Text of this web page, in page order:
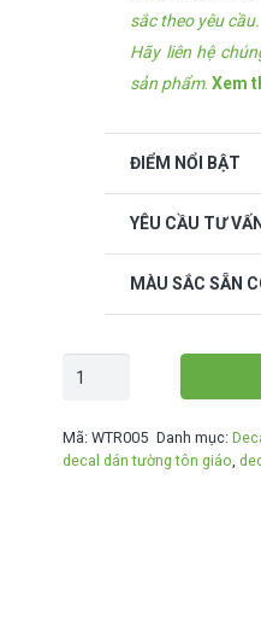
sắc theo yêu cầu.
Hãy liên hệ
sản phẩm. Xem
ĐIỂM NỔI BẬT
YÊU CẦU TƯ VẤN
MÀU SẮC SẴN
Decal
tường
tôn
Mã:WTR005 Danh mục:
decal dán tường tôn giáo,